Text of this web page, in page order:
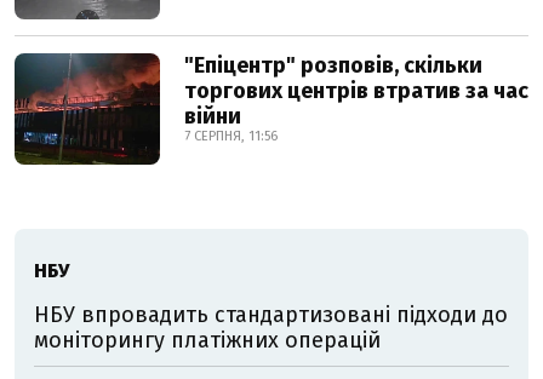
"Епіцентр" розповів, скільки
торгових центрів втратив за час
війни
7 СЕРПНЯ, 11:56
НБУ
НБУ впровадить стандартизовані підходи до
моніторингу платіжних операцій